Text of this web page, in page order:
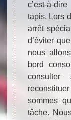
c’est-à-
tapis. Lors
arrêt
d’éviter
nous
bord
sommes
tâche.